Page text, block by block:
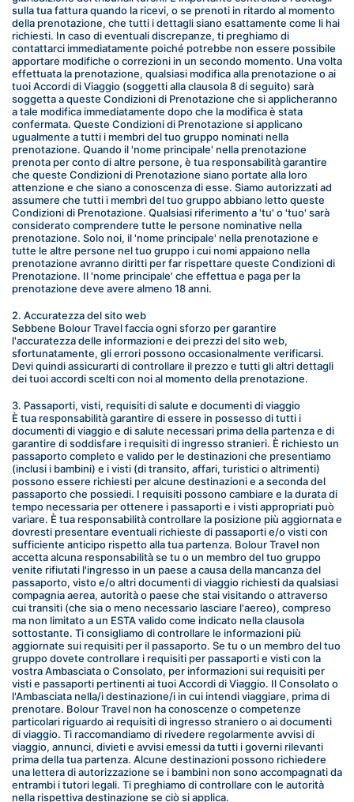
sulla tua fattura quando la ricevi, o se prenoti in ritardo al momento
della prenotazione, che tutti i dettagli siano esattamente come li hai
richiesti. In caso di eventuali discrepanze, ti preghiamo di
contattarci immediatamente poiché potrebbe non essere possibile
apportare modifiche o correzioni in un secondo momento. Una volta
effettuata la prenotazione, qualsiasi modifica alla prenotazione o ai
tuoi Accordi di Viaggio (soggetti alla clausola 8 di seguito) sarà
soggetta a queste Condizioni di Prenotazione che si applicheranno
a tale modifica immediatamente dopo che la modifica è stata
confermata. Queste Condizioni di Prenotazione si applicano
ugualmente a tutti i membri del tuo gruppo nominati nella
prenotazione. Quando il 'nome principale' nella prenotazione
prenota per conto di altre persone, è tua responsabilità garantire
che queste Condizioni di Prenotazione siano portate alla loro
attenzione e che siano a conoscenza di esse. Siamo autorizzati ad
assumere che tutti i membri del tuo gruppo abbiano letto queste
Condizioni di Prenotazione. Qualsiasi riferimento a 'tu' o 'tuo' sarà
considerato comprendere tutte le persone nominative nella
prenotazione. Solo noi, il 'nome principale' nella prenotazione e
tutte le altre persone nel tuo gruppo i cui nomi appaiono nella
prenotazione avranno diritti per far rispettare queste Condizioni di
Prenotazione. Il 'nome principale' che effettua e paga per la
prenotazione deve avere almeno 18 anni.
2. Accuratezza del sito web
Sebbene Bolour Travel faccia ogni sforzo per garantire
l'accuratezza delle informazioni e dei prezzi del sito web,
sfortunatamente, gli errori possono occasionalmente verificarsi.
Devi quindi assicurarti di controllare il prezzo e tutti gli altri dettagli
dei tuoi accordi scelti con noi al momento della prenotazione.
3. Passaporti, visti, requisiti di salute e documenti di viaggio
È tua responsabilità garantire di essere in possesso di tutti i
documenti di viaggio e di salute necessari prima della partenza e di
garantire di soddisfare i requisiti di ingresso stranieri. È richiesto un
passaporto completo e valido per le destinazioni che presentiamo
(inclusi i bambini) e i visti (di transito, affari, turistici o altrimenti)
possono essere richiesti per alcune destinazioni e a seconda del
passaporto che possiedi. I requisiti possono cambiare e la durata di
tempo necessaria per ottenere i passaporti e i visti appropriati può
variare. È tua responsabilità controllare la posizione più aggiornata e
dovresti presentare eventuali richieste di passaporti e/o visti con
sufficiente anticipo rispetto alla tua partenza. Bolour Travel non
accetta alcuna responsabilità se tu o un membro del tuo gruppo
venite rifiutati l'ingresso in un paese a causa della mancanza del
passaporto, visto e/o altri documenti di viaggio richiesti da qualsiasi
compagnia aerea, autorità o paese che stai visitando o attraverso
cui transiti (che sia o meno necessario lasciare l'aereo), compreso
ma non limitato a un ESTA valido come indicato nella clausola
sottostante. Ti consigliamo di controllare le informazioni più
aggiornate sui requisiti per il passaporto. Se tu o un membro del tuo
gruppo dovete controllare i requisiti per passaporti e visti con la
vostra Ambasciata o Consolato, per informazioni sui requisiti per
visti e passaporti pertinenti ai tuoi Accordi di Viaggio. Il Consolato o
l'Ambasciata nella/i destinazione/i in cui intendi viaggiare, prima di
prenotare. Bolour Travel non ha conoscenze o competenze
particolari riguardo ai requisiti di ingresso straniero o ai documenti
di viaggio. Ti raccomandiamo di rivedere regolarmente avvisi di
viaggio, annunci, divieti e avvisi emessi da tutti i governi rilevanti
prima della tua partenza. Alcune destinazioni possono richiedere
una lettera di autorizzazione se i bambini non sono accompagnati da
entrambi i tutori legali. Ti preghiamo di controllare con le autorità
nella rispettiva destinazione se ciò si applica.